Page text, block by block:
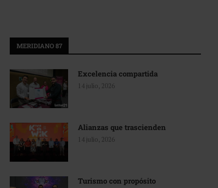
MERIDIANO 87
Excelencia compartida
14 julio, 2026
Alianzas que trascienden
14 julio, 2026
Turismo con propósito